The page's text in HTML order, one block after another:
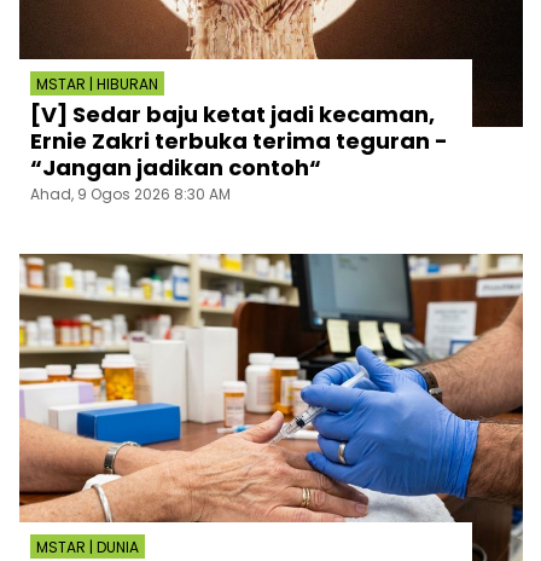
MSTAR | HIBURAN
[V] Sedar baju ketat jadi kecaman,
Ernie Zakri terbuka terima teguran -
“Jangan jadikan contoh“
Ahad, 9 Ogos 2026 8:30 AM
MSTAR | DUNIA